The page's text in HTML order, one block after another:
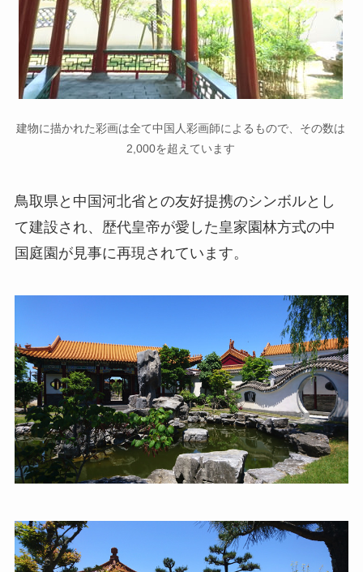
建物に描かれた彩画は全て中国人彩画師によるもので、その数は
2,000を超えています
鳥取県と中国河北省との友好提携のシンボルとし
て建設され、歴代皇帝が愛した皇家園林方式の中
国庭園が見事に再現されています。